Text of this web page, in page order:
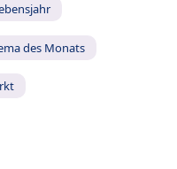
des Monats